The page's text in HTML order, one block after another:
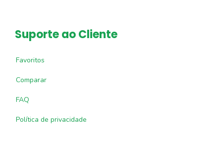
Suporte ao Cliente
Favoritos
Comparar
FAQ
Política de privacidade